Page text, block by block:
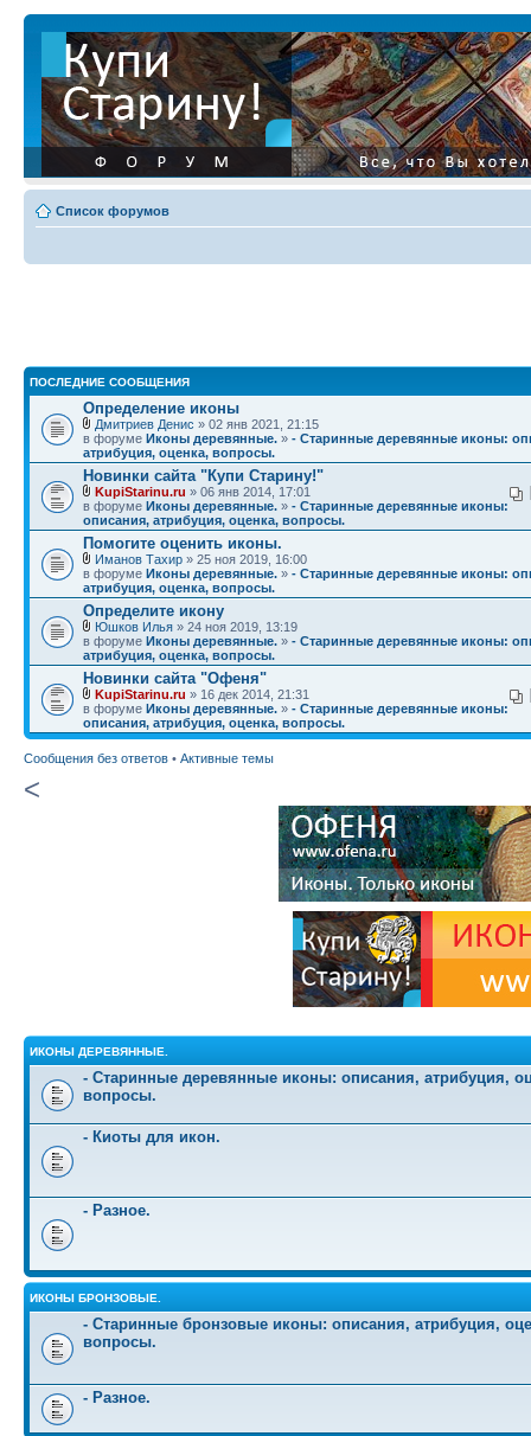
Список форумов
ПОСЛЕДНИЕ СООБЩЕНИЯ
Определение иконы
Дмитриев Денис » 02 янв 2021, 21:15
в форуме Иконы деревянные. » - Старинные деревянные иконы:
атрибуция, оценка, вопросы.
Новинки сайта "Купи Старину!"
KupiStarinu.ru » 06 янв 2014, 17:01
в форуме Иконы деревянные. » - Старинные деревянные иконы:
описания, атрибуция, оценка, вопросы.
Помогите оценить иконы.
Иманов Тахир » 25 ноя 2019, 16:00
в форуме Иконы деревянные. » - Старинные деревянные иконы:
атрибуция, оценка, вопросы.
Определите икону
Юшков Илья » 24 ноя 2019, 13:19
в форуме Иконы деревянные. » - Старинные деревянные иконы:
атрибуция, оценка, вопросы.
Новинки сайта "Офеня"
KupiStarinu.ru » 16 дек 2014, 21:31
в форуме Иконы деревянные. » - Старинные деревянные иконы:
описания, атрибуция, оценка, вопросы.
Сообщения без ответов • Активные темы
<
ИКОНЫ ДЕРЕВЯННЫЕ.
- Старинные деревянные иконы: описания, атрибуция,
вопросы.
- Киоты для икон.
- Разное.
ИКОНЫ БРОНЗОВЫЕ.
- Старинные бронзовые иконы: описания, атрибуция,
вопросы.
- Разное.